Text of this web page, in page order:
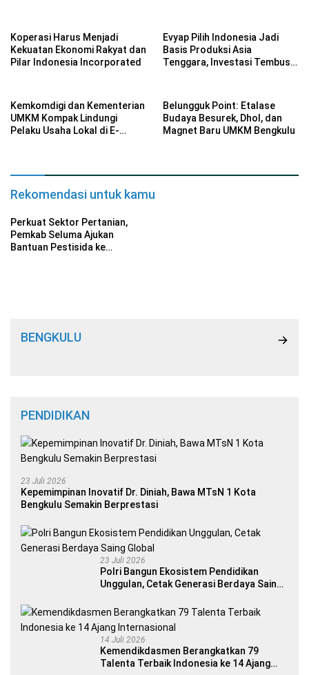
Koperasi Harus Menjadi
Kekuatan Ekonomi Rakyat dan
Pilar Indonesia Incorporated
Evyap Pilih Indonesia Jadi
Basis Produksi Asia
Tenggara, Investasi Tembus
Kemkomdigi dan Kementerian
UMKM Kompak Lindungi
Pelaku Usaha Lokal di E-
Belungguk Point: Etalase
Budaya Besurek, Dhol, dan
Magnet Baru UMKM Bengkulu
Rekomendasi untuk kamu
Perkuat Sektor Pertanian,
Pemkab Seluma Ajukan
Bantuan Pestisida ke
BENGKULU
PENDIDIKAN
23 Juli 2026
Kepemimpinan Inovatif Dr. Diniah, Bawa MTsN 1 Kota
Bengkulu Semakin Berprestasi
23 Juli 2026
Polri Bangun Ekosistem Pendidikan
Unggulan, Cetak Generasi Berdaya Saing
14 Juli 2026
Kemendikdasmen Berangkatkan 79
Talenta Terbaik Indonesia ke 14 Ajang